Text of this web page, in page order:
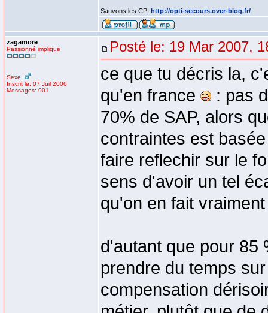
Sauvons les CPI http://opti-secours.over-blog.fr/
zagamore
Passionné impliqué
Sexe:
Inscrit le: 07 Juil 2006
Messages: 901
Posté le: 19 Mar 2007,
ce que tu décris la,
qu'en france
: pas
70% de SAP, alors
contraintes est
faire reflechir sur le
sens d'avoir un tel
qu'on en fait vraiment
d'autant que pour 85
prendre du temps
compensation